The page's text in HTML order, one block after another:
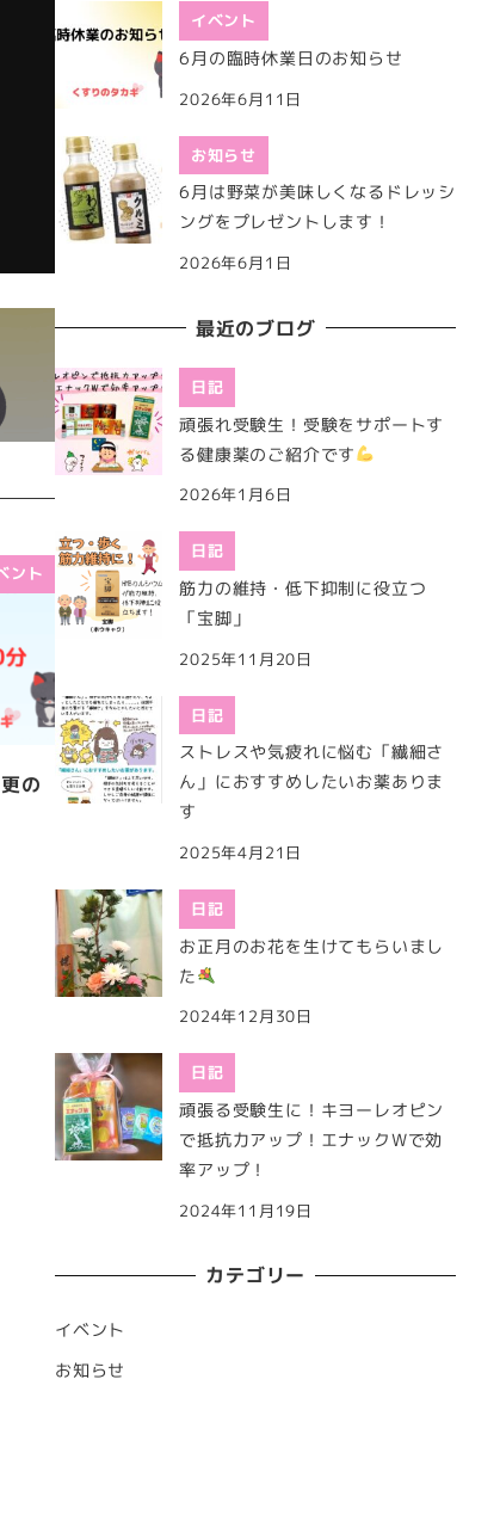
ント
の
イベント
6月の臨時休業日のお知らせ
2026年6月11日
お知らせ
6月は野菜が美味しくなるドレッシ
ングをプレゼントします！
2026年6月1日
最近のブログ
日記
頑張れ受験生！受験をサポートす
る健康薬のご紹介です
2026年1月6日
日記
筋力の維持・低下抑制に役立つ
「宝脚」
2025年11月20日
日記
ストレスや気疲れに悩む「繊細さ
ん」におすすめしたいお薬ありま
す
2025年4月21日
日記
お正月のお花を生けてもらいまし
た
2024年12月30日
日記
頑張る受験生に！キヨーレオピン
で抵抗力アップ！エナックWで効
率アップ！
2024年11月19日
カテゴリー
イベント
お知らせ